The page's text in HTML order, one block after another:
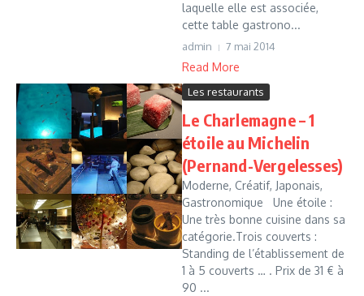
laquelle elle est associée,
cette table gastrono...
admin 7 mai 2014
Read More
Les restaurants
Le Charlemagne – 1
étoile au Michelin
(Pernand-Vergelesses)
Moderne, Créatif, Japonais,
Gastronomique Une étoile :
Une très bonne cuisine dans sa
catégorie.Trois couverts :
Standing de l’établissement de
1 à 5 couverts … . Prix de 31 € à
90 ...